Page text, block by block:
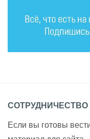
СОТРУДНИЧЕСТВО
Если вы готовы